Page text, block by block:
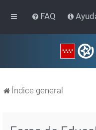
FAQ
Índice general